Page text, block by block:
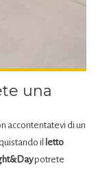
una
accontentatevi di un
il
letto
potrete